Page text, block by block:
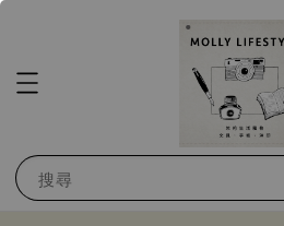
搜尋